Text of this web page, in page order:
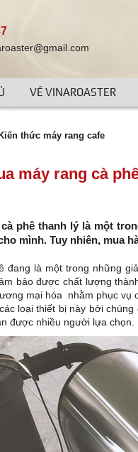
VỀ VINAROASTER
Kiến thức máy rang cafe
máy rang cà
phê thanh lý là một
mình. Tuy nhiên, mua
đang là một trong những
bảo được chất lượng
mại hóa nhằm phục vụ
loại thiết bị này bởi
được nhiều người lựa chọn.